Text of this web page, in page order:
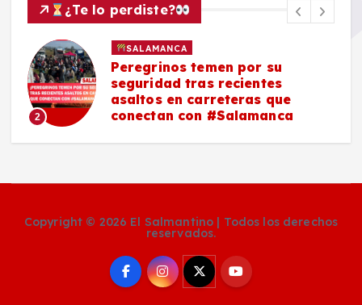
¿Te lo perdiste?
2
SALAMANCA
Peregrinos temen por su
seguridad tras recientes
asaltos en carreteras que
conectan con #Salamanca
Copyright © 2026 El Salmantino | Todos los derechos
reservados.